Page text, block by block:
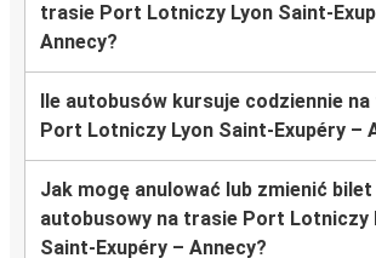
trasie Port Lotniczy Lyon Saint-
Annecy?
Ile autobusów kursuje codziennie
Port Lotniczy Lyon Saint-Exupéry –
Jak mogę anulować lub zmienić bilet
autobusowy na trasie Port Lotniczy
Saint-Exupéry – Annecy?